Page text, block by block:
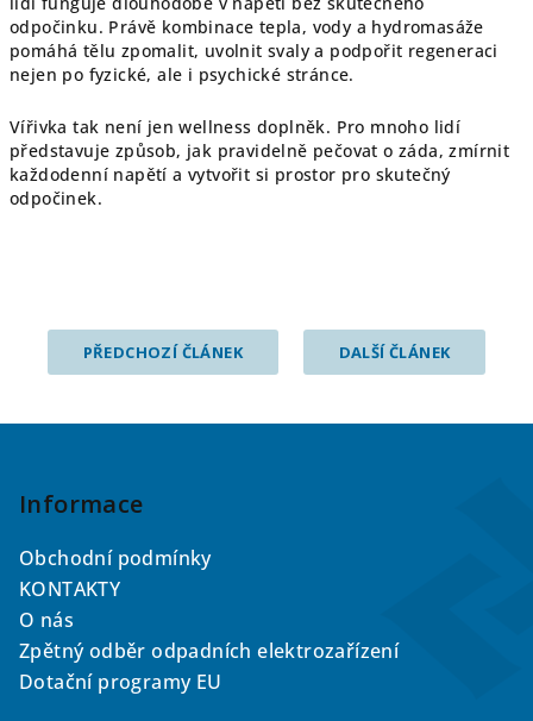
odpočinku. Právě kombinace tepla, vody a hydromasáže
pomáhá tělu zpomalit, uvolnit svaly a podpořit regeneraci
nejen po fyzické, ale i psychické stránce.
Vířivka tak není jen wellness doplněk. Pro mnoho lidí
představuje způsob, jak pravidelně pečovat o záda, zmírnit
každodenní napětí a vytvořit si prostor pro skutečný
odpočinek.
PŘEDCHOZÍ ČLÁNEK DALŠÍ ČLÁNEK
Informace
Obchodní podmínky
KONTAKTY
O nás
Zpětný odběr odpadních elektrozařízení
Dotační programy EU